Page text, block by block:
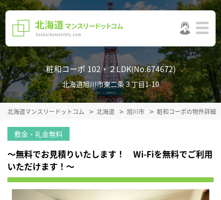
粧和コーポ 102・２LDK(No.674672)
北海道旭川市東二条３丁目1-10
北海道マンスリードットコム 北海道 旭川市 粧和コーポの物件詳細
敷金・礼金無料
～無料でお見積りいたします！ Wi-Fiを無料でご利用
いただけます！～